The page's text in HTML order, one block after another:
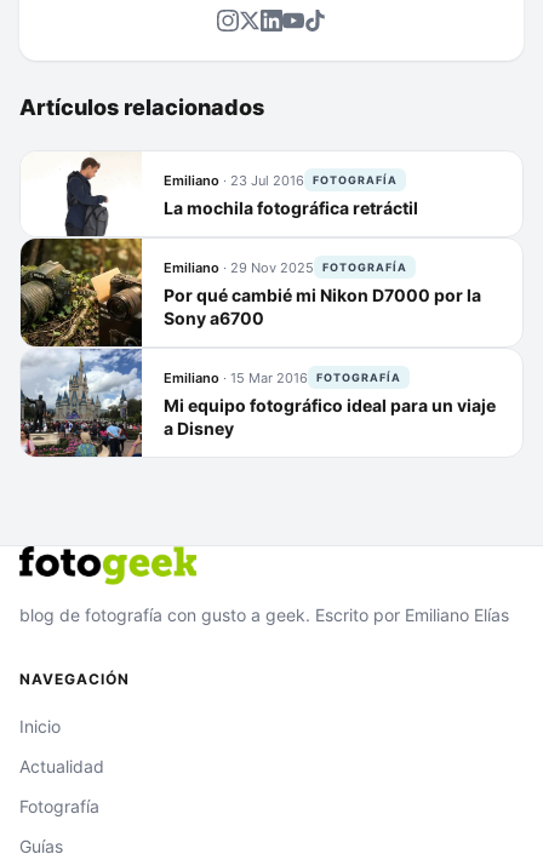
Artículos relacionados
Emiliano · 23 Jul 2016 FOTOGRAFÍA
La mochila fotográfica retráctil
Emiliano · 29 Nov 2025 FOTOGRAFÍA
Por qué cambié mi Nikon D7000 por la
Sony a6700
Emiliano · 15 Mar 2016 FOTOGRAFÍA
Mi equipo fotográfico ideal para un viaje
a Disney
blog de fotografía con gusto a geek. Escrito por Emiliano Elías
NAVEGACIÓN
Inicio
Actualidad
Fotografía
Guías